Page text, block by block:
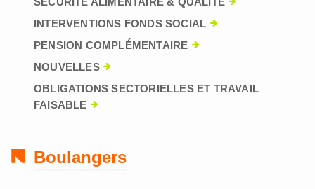
INTERVENTIONS FONDS SOCIAL
PENSION COMPLÉMENTAIRE
NOUVELLES
OBLIGATIONS SECTORIELLES ET TRAVAIL
FAISABLE
Boulangers